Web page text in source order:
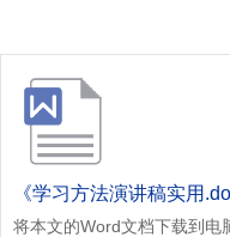
《学习方法演讲稿实用
将本文的Word文档下载到电